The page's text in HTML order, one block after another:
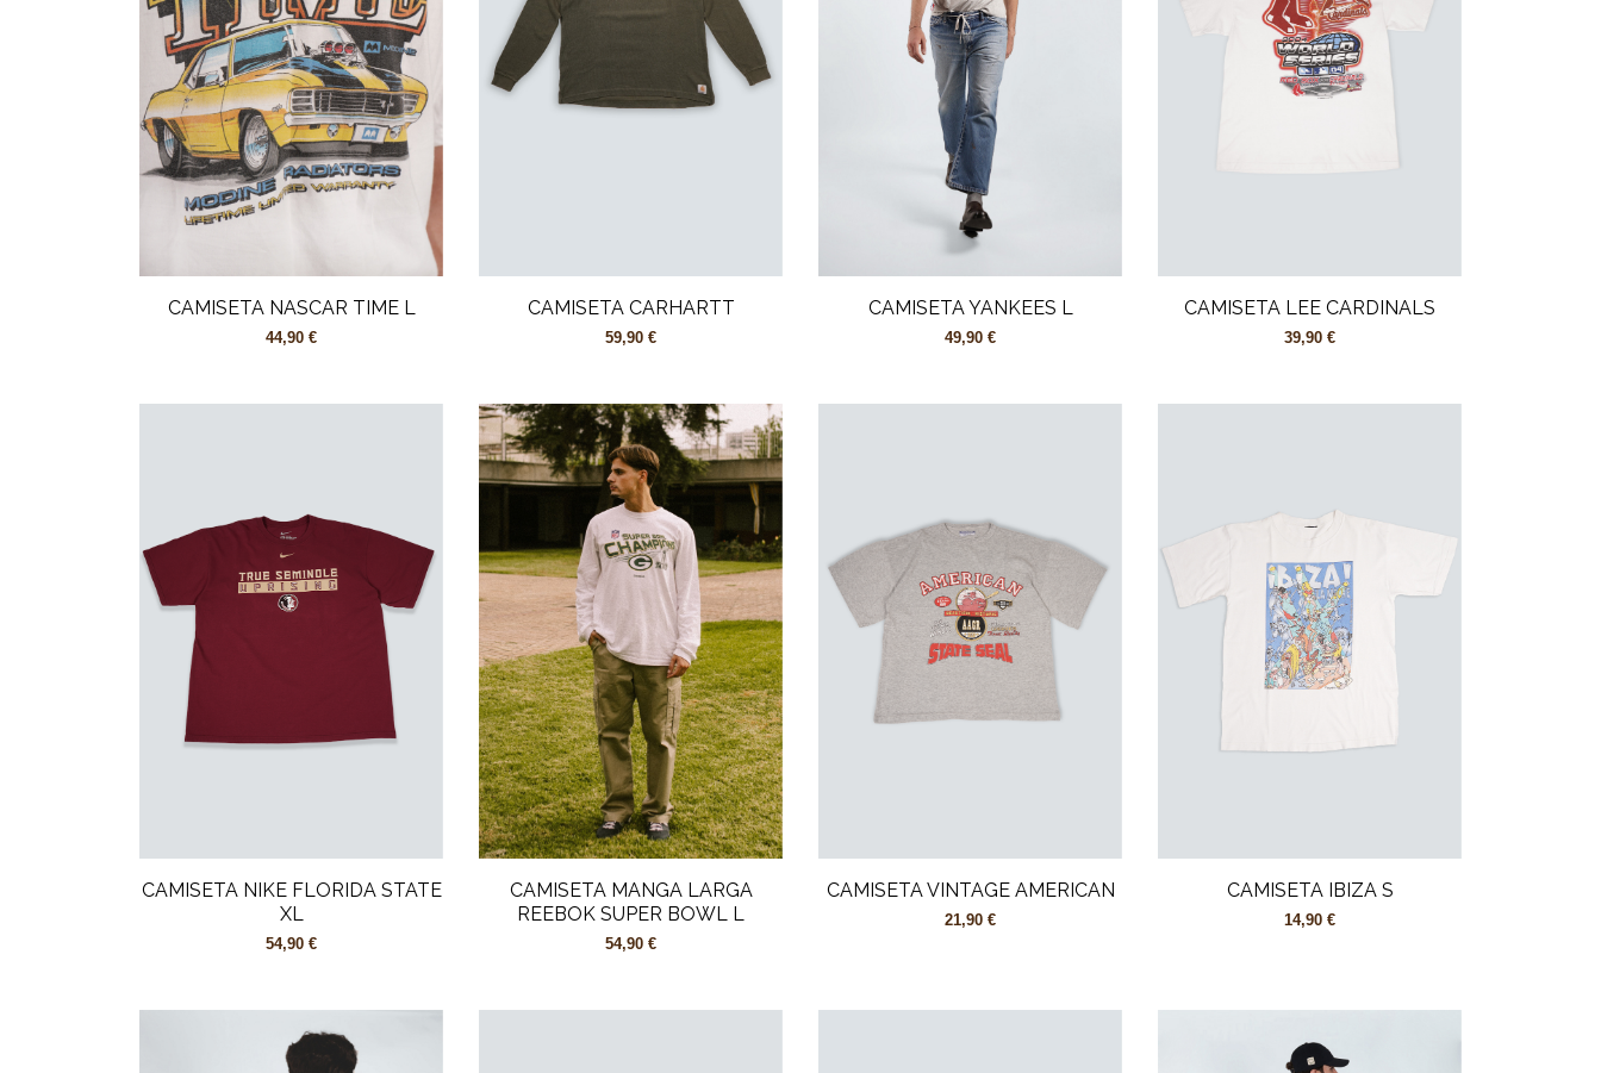
CAMISETA NASCAR TIME L
44,90 €
CAMISETA CARHARTT
59,90 €
CAMISETA YANKEES L
49,90 €
CAMISETA LEE CARDINALS
39,90 €
CAMISETA NIKE FLORIDA STATE
XL
54,90 €
CAMISETA MANGA LARGA
REEBOK SUPER BOWL L
54,90 €
CAMISETA VINTAGE AMERICAN
21,90 €
CAMISETA IBIZA S
14,90 €